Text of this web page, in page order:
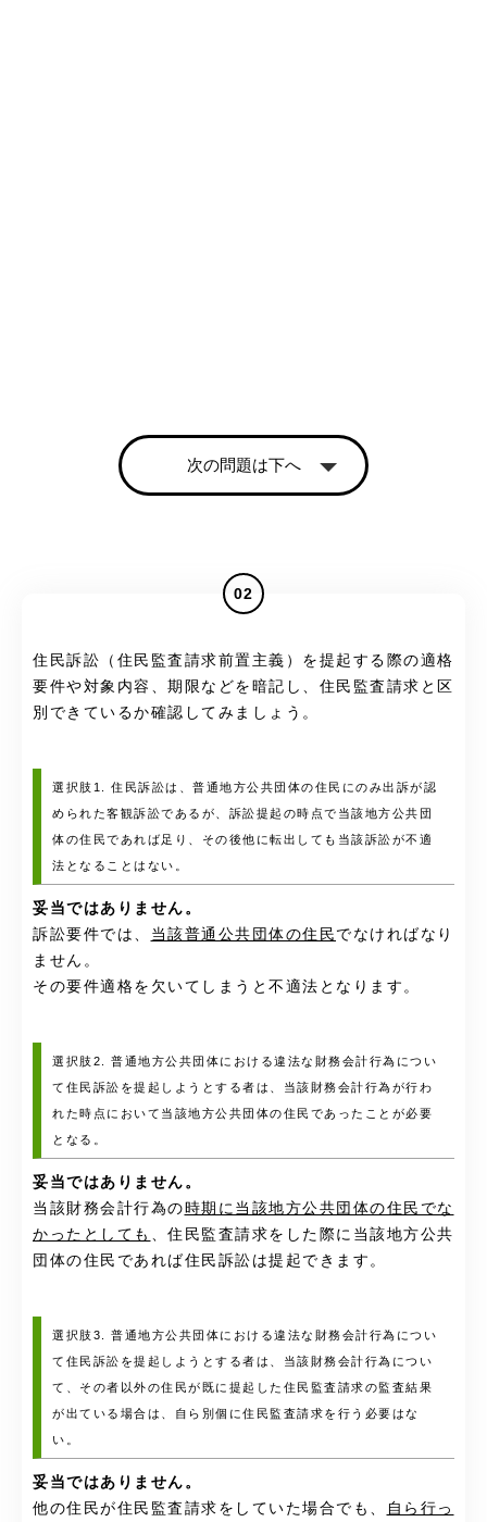
次の問題は下へ
02
住民訴訟（住民監査請求前置主義）を提起する際の適格
要件や対象内容、期限などを暗記し、住民監査請求と区
別できているか確認してみましょう。
選択肢1. 住民訴訟は、普通地方公共団体の住民にのみ出訴が認
められた客観訴訟であるが、訴訟提起の時点で当該地方公共団
体の住民であれば足り、その後他に転出しても当該訴訟が不適
法となることはない。
妥当ではありません。
訴訟要件では、 当該普通公共団体の住民 でなければなり
ません。
その要件適格を欠いてしまうと不適法となります。
選択肢2. 普通地方公共団体における違法な財務会計行為につい
て住民訴訟を提起しようとする者は、当該財務会計行為が行わ
れた時点において当該地方公共団体の住民であったことが必要
となる。
妥当ではありません。
当該財務会計行為の 時期に当該地方公共団体の住民でな
かったとしても 、住民監査請求をした際に当該地方公共
団体の住民であれば住民訴訟は提起できます。
選択肢3. 普通地方公共団体における違法な財務会計行為につい
て住民訴訟を提起しようとする者は、当該財務会計行為につい
て、その者以外の住民が既に提起した住民監査請求の監査結果
が出ている場合は、自ら別個に住民監査請求を行う必要はな
い。
妥当ではありません。
他の住民が住民監査請求をしていた場合でも、
自ら行っ